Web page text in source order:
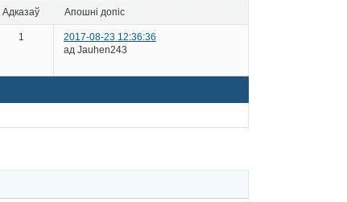
адказаў апошні допіс
1
2017-08-23 12:36:36
ад Jauhen243